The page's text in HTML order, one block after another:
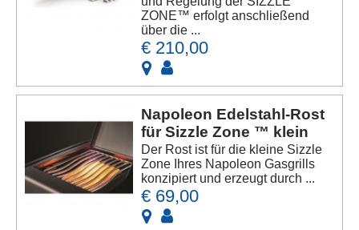
ZONE™ erfolgt anschließend
über die ...
€ 210,00
Napoleon Edelstahl-Rost
für Sizzle Zone ™ klein
Der Rost ist für die kleine Sizzle
Zone Ihres Napoleon Gasgrills
konzipiert und erzeugt durch ...
€ 69,00